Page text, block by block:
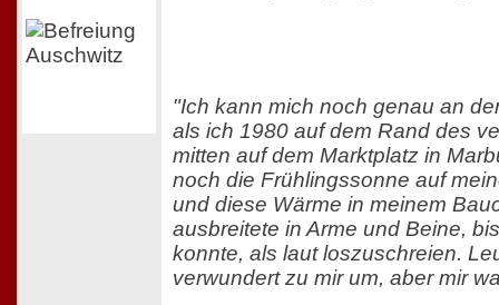
"Ich kann mich noch genau an
als ich 1980 auf dem Rand des
mitten auf dem Marktplatz in
noch die Frühlingssonne auf
und diese Wärme in meinem
ausbreitete in Arme und Beine,
konnte, als laut loszuschreien.
verwundert zu mir um, aber mir